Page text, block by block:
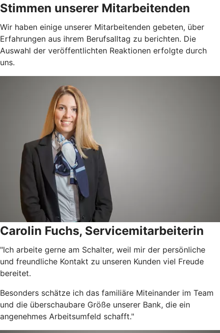
Stimmen unserer Mitarbeitenden
Wir haben einige unserer Mitarbeitenden gebeten, über
Erfahrungen aus ihrem Berufsalltag zu berichten. Die
Auswahl der veröffentlichten Reaktionen erfolgte durch
uns.
Carolin Fuchs, Servicemitarbeiterin
"Ich arbeite gerne am Schalter, weil mir der persönliche
und freundliche Kontakt zu unseren Kunden viel Freude
bereitet.
Besonders schätze ich das familiäre Miteinander im Team
und die überschaubare Größe unserer Bank, die ein
angenehmes Arbeitsumfeld schafft."